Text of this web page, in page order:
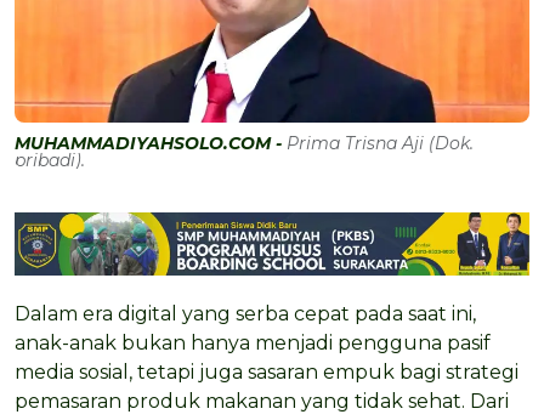
MUHAMMADIYAHSOLO.COM - Prima Trisna Aji (Dok.
pribadi).
Dalam era digital yang serba cepat pada saat ini,
anak-anak bukan hanya menjadi pengguna pasif
media sosial, tetapi juga sasaran empuk bagi strategi
pemasaran produk makanan yang tidak sehat. Dari